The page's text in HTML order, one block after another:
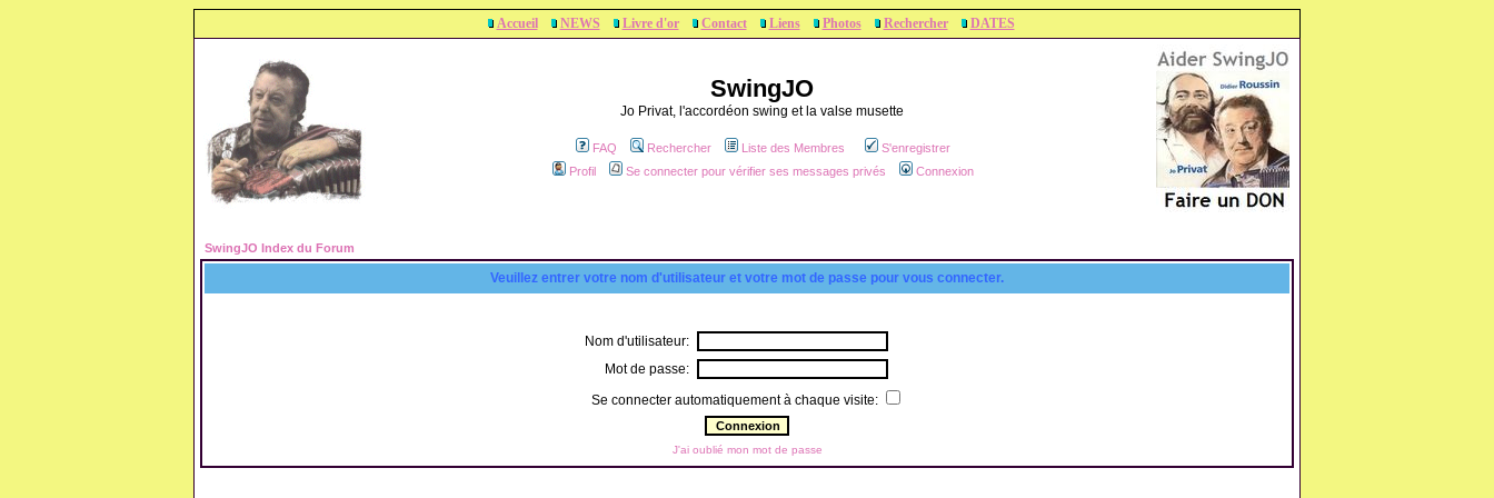
Accueil NEWS Livre d'or Contact Liens Photos Rechercher DATES
SwingJO
Jo Privat, l'accordéon swing et la valse musette
FAQ Rechercher Liste des Membres
S'enregistrer
Profil
Se connecter pour vérifier ses messages privés Connexion
SwingJO Index du Forum
Veuillez entrer votre nom d'utilisateur et votre mot de passe pour vous connecter.
Nom d'utilisateur:
Mot de passe:
Se connecter automatiquement à chaque visite:
J'ai oublié mon mot de passe